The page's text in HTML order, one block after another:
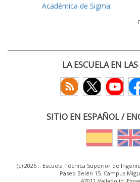
Académica de Sigma:
LA ESCUELA EN LAS
SITIO EN ESPAÑOL /
(c) 2026 :: Escuela Técnica Superior de
Paseo Belén 15. Campus